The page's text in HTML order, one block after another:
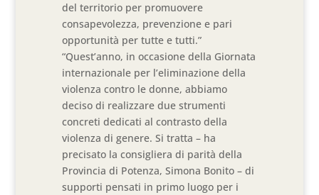
del territorio per promuovere
consapevolezza, prevenzione e pari
opportunità per tutte e tutti.”
“Quest’anno, in occasione della Giornata
internazionale per l’eliminazione della
violenza contro le donne, abbiamo
deciso di realizzare due strumenti
concreti dedicati al contrasto della
violenza di genere. Si tratta – ha
precisato la consigliera di parità della
Provincia di Potenza, Simona Bonito – di
supporti pensati in primo luogo per i